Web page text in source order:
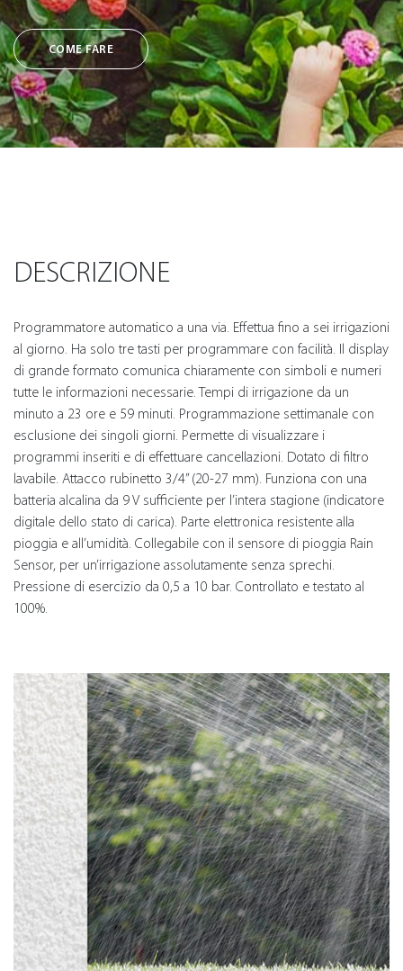
COME FARE
DESCRIZIONE
Programmatore automatico a una via. Effettua fino a sei irrigazioni
al giorno. Ha solo tre tasti per programmare con facilità. Il display
di grande formato comunica chiaramente con simboli e numeri
tutte le informazioni necessarie. Tempi di irrigazione da un
minuto a 23 ore e 59 minuti. Programmazione settimanale con
esclusione dei singoli giorni. Permette di visualizzare i
programmi inseriti e di effettuare cancellazioni. Dotato di filtro
lavabile. Attacco rubinetto 3/4” (20-27 mm). Funziona con una
batteria alcalina da 9 V sufficiente per l’intera stagione (indicatore
digitale dello stato di carica). Parte elettronica resistente alla
pioggia e all’umidità. Collegabile con il sensore di pioggia Rain
Sensor, per un’irrigazione assolutamente senza sprechi.
Pressione di esercizio da 0,5 a 10 bar. Controllato e testato al
100%.